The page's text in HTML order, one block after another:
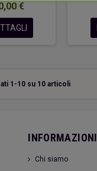
€
1-10 su 10 articoli
INFORMAZIONI
Chi siamo